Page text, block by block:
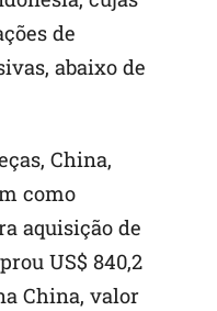
de
abaixo de
China,
como
aquisição de
US$ 840,2
China, valor